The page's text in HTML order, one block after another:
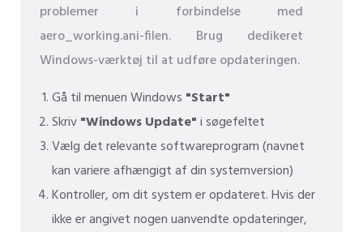
problemer i forbindelse med
aero_working.ani-filen. Brug dedikeret
Windows-værktøj til at udføre opdateringen.
Gå til menuen Windows "Start"
Skriv"Windows Update"i søgefeltet
Vælg det relevante softwareprogram (navnet
kan variere afhængigt af din systemversion)
Kontroller, om dit system er opdateret. Hvis der
ikke er angivet nogen uanvendte opdateringer,